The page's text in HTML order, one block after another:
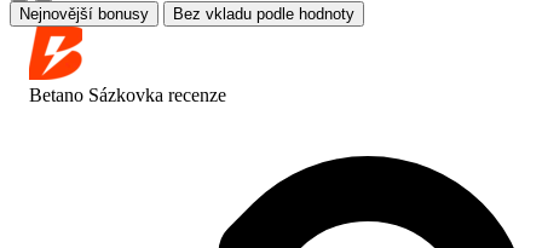
Nejnovější bonusy Bez vkladu podle hodnoty
Betano Sázkovka recenze